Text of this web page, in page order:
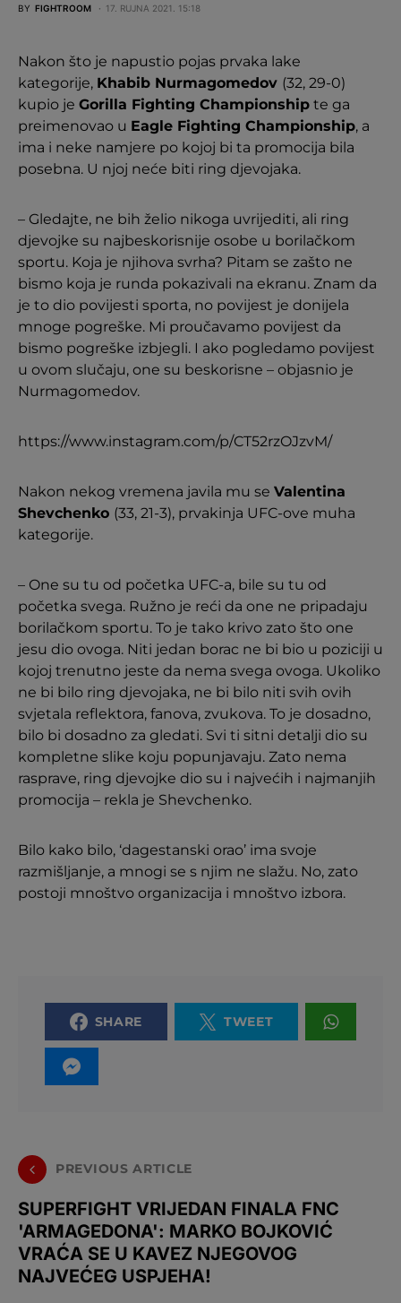
BY FIGHTROOM 17. RUJNA 2021. 15:18
Nakon što je napustio pojas prvaka lake
kategorije, Khabib Nurmagomedov (32, 29-0)
kupio je Gorilla Fighting Championship te ga
preimenovao u Eagle Fighting Championship, a
ima i neke namjere po kojoj bi ta promocija bila
posebna. U njoj neće biti ring djevojaka.
– Gledajte, ne bih želio nikoga uvrijediti, ali ring
djevojke su najbeskorisnije osobe u borilačkom
sportu. Koja je njihova svrha? Pitam se zašto ne
bismo koja je runda pokazivali na ekranu. Znam da
je to dio povijesti sporta, no povijest je donijela
mnoge pogreške. Mi proučavamo povijest da
bismo pogreške izbjegli. I ako pogledamo povijest
u ovom slučaju, one su beskorisne – objasnio je
Nurmagomedov.
https://www.instagram.com/p/CT52rzOJzvM/
Nakon nekog vremena javila mu se Valentina
Shevchenko (33, 21-3), prvakinja UFC-ove muha
kategorije.
– One su tu od početka UFC-a, bile su tu od
početka svega. Ružno je reći da one ne pripadaju
borilačkom sportu. To je tako krivo zato što one
jesu dio ovoga. Niti jedan borac ne bi bio u poziciji u
kojoj trenutno jeste da nema svega ovoga. Ukoliko
ne bi bilo ring djevojaka, ne bi bilo niti svih ovih
svjetala reflektora, fanova, zvukova. To je dosadno,
bilo bi dosadno za gledati. Svi ti sitni detalji dio su
kompletne slike koju popunjavaju. Zato nema
rasprave, ring djevojke dio su i najvećih i najmanjih
promocija – rekla je Shevchenko.
Bilo kako bilo, ‘dagestanski orao’ ima svoje
razmišljanje, a mnogi se s njim ne slažu. No, zato
postoji mnoštvo organizacija i mnoštvo izbora.
SHARE TWEET
PREVIOUS ARTICLE
SUPERFIGHT VRIJEDAN FINALA FNC
'ARMAGEDONA': MARKO BOJKOVIĆ
VRAĆA SE U KAVEZ NJEGOVOG
NAJVEĆEG USPJEHA!